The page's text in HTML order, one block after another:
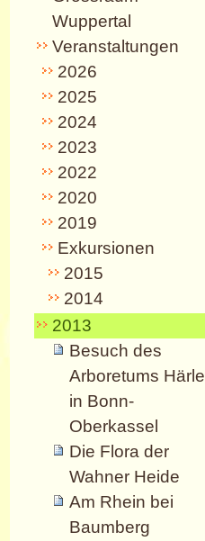
Wuppertal
Veranstaltungen
2026
2025
2024
2023
2022
2020
2019
Exkursionen
2015
2014
2013
Besuch des
Arboretums Härle
in Bonn-
Oberkassel
Die Flora der
Wahner Heide
Am Rhein bei
Baumberg